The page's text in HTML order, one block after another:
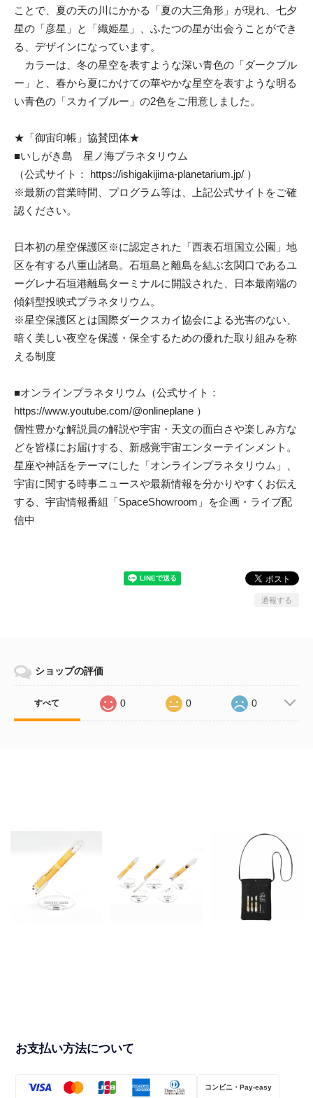
ことで、夏の天の川にかかる「夏の大三角形」が現れ、七夕
星の「彦星」と「織姫星」、ふたつの星が出会うことができ
る、デザインになっています。
カラーは、冬の星空を表すような深い青色の「ダークブル
ー」と、春から夏にかけての華やかな星空を表すような明る
い青色の「スカイブルー」の2色をご用意しました。
★「御宙印帳」協賛団体★
■いしがき島 星ノ海プラネタリウム
（公式サイト： https://ishigakijima-planetarium.jp/ ）
※最新の営業時間、プログラム等は、上記公式サイトをご確
認ください。
日本初の星空保護区※に認定された「西表石垣国立公園」地
区を有する八重山諸島。石垣島と離島を結ぶ玄関口であるユ
ーグレナ石垣港離島ターミナルに開設された、日本最南端の
傾斜型投映式プラネタリウム。
※星空保護区とは国際ダークスカイ協会による光害のない、
暗く美しい夜空を保護・保全するための優れた取り組みを称
える制度
■オンラインプラネタリウム（公式サイト：
https://www.youtube.com/@onlineplane ）
個性豊かな解説員の解説や宇宙・天文の面白さや楽しみ方な
どを皆様にお届けする、新感覚宇宙エンターテインメント。
星座や神話をテーマにした「オンラインプラネタリウム」、
宇宙に関する時事ニュースや最新情報を分かりやすくお伝え
する、宇宙情報番組「SpaceShowroom」を企画・ライブ配
信中
通報する
ショップの評価
すべて 0 0 0
お支払い方法について
コンビニ・Pay-easy